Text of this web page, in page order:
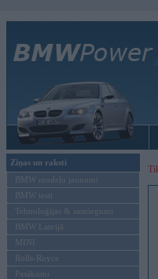
Ziņas un raksti
BMW modeļu jaunumi
BMW testi
Tehnoloģijas & sasniegumi
BMW Latvijā
MINI
Rolls-Royce
Pasākumi